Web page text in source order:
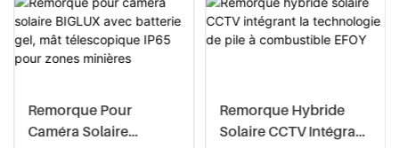
Remorque Pour
Caméra Solaire
Remorque Hybride
Solaire CCTV Intégrant